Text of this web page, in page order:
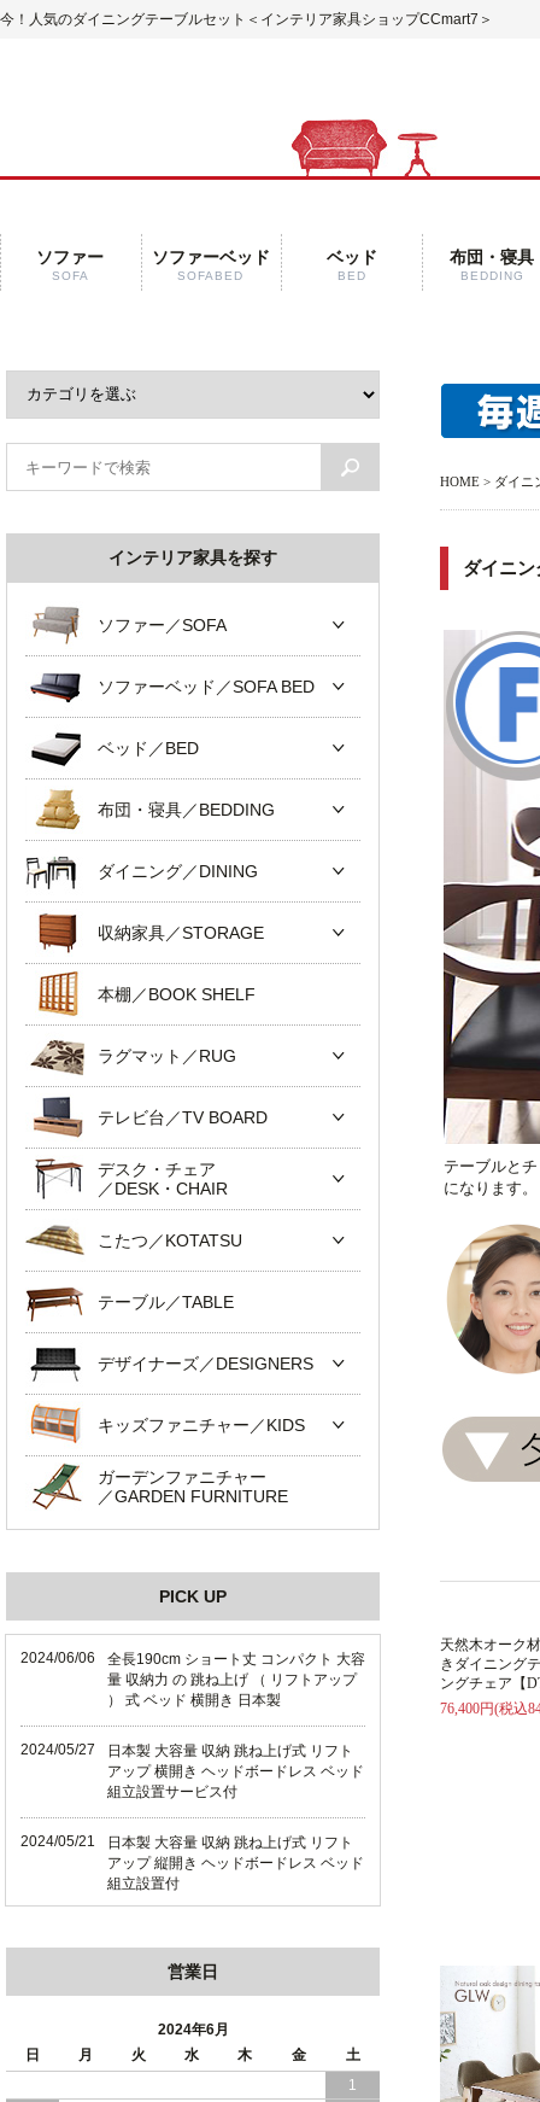
今！人気のダイニングテーブルセット ＜インテリア家具ショップCCmart7＞
ソファー
SOFA
ソファーベッド
SOFABED
ベッド
BED
布団・寝具
BEDDING
HOME > ダイニ
ダイニ
テーブルと
になります。
天然木オーク
きダイニング
ングチェア【
76,400円(税込
インテリア家具を探す
ソファー／SOFA
ソファーベッド／SOFA BED
ベッド／BED
布団・寝具／BEDDING
ダイニング／DINING
収納家具／STORAGE
本棚／BOOK SHELF
ラグマット／RUG
テレビ台／TV BOARD
デスク・チェア
／DESK・CHAIR
こたつ／KOTATSU
テーブル／TABLE
デザイナーズ／DESIGNERS
キッズファニチャー／KIDS
ガーデンファニチャー
／GARDEN FURNITURE
PICK UP
2024/06/06
全長190cm ショート丈 コンパクト 大容
量 収納力 の 跳ね上げ （ リフトアップ
） 式 ベッド 横開き 日本製
2024/05/27
日本製 大容量 収納 跳ね上げ式 リフト
アップ 横開き ヘッドボードレス ベッド
組立設置サービス付
2024/05/21
日本製 大容量 収納 跳ね上げ式 リフト
アップ 縦開き ヘッドボードレス ベッド
組立設置付
ド 組立設置 付き
日本製 収納 跳ね上げ式 リフトアップ
ベッド 縦開き ヘッドボード 組立設置サ
ービス付き
営業日
2024年6月
日
月 火 水 木 金
土
1